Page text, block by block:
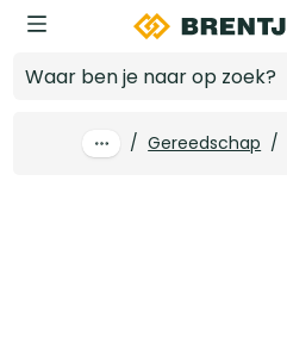
Ga naar hoofdinhoud
/ Gereedschap /
Log in voor prijzen